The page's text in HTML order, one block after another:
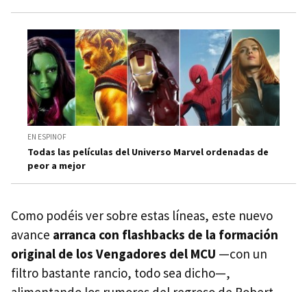
EN ESPINOF
Todas las películas del Universo Marvel ordenadas de
peor a mejor
Como podéis ver sobre estas líneas, este nuevo
avance arranca con flashbacks de la formación
original de los Vengadores del MCU —con un
filtro bastante rancio, todo sea dicho—,